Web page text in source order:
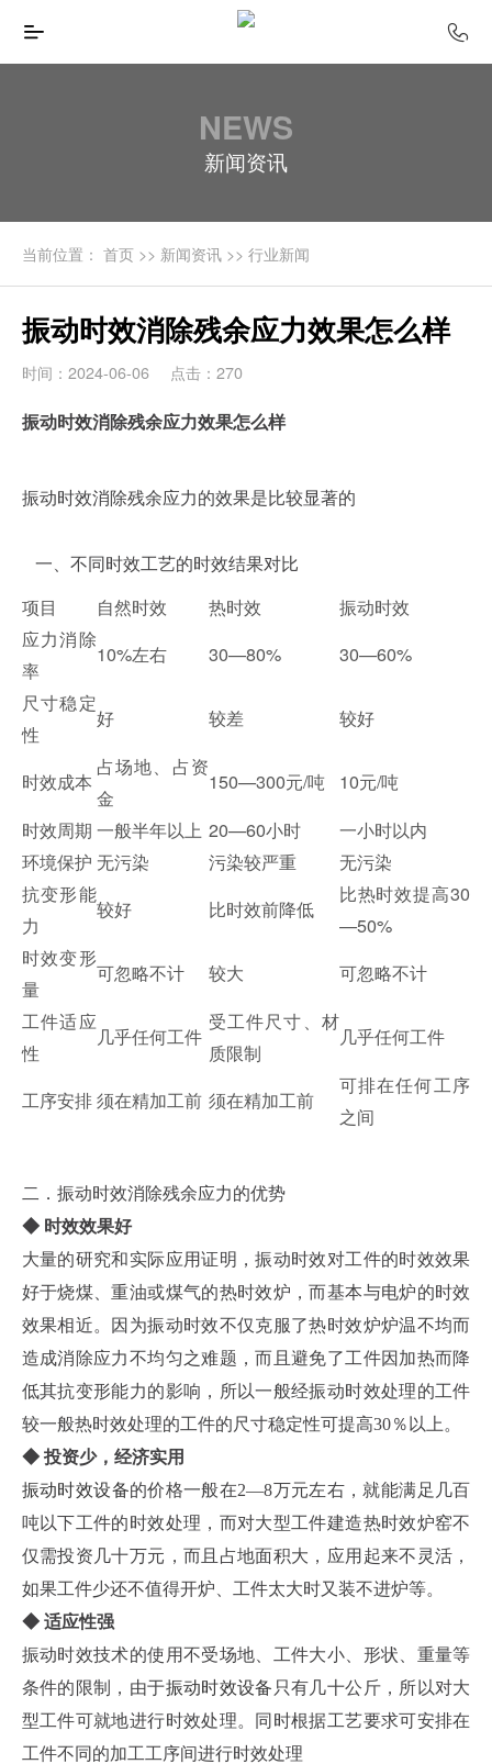
NEWS
新闻资讯
当前位置： 首页>> 新闻资讯>> 行业新闻
振动时效消除残余应力效果怎么样
时间：2024-06-06 点击：270
振动时效消除残余应力效果怎么样
振动时效消除残余应力的效果是比较显著的
一、不同时效工艺的时效结果对比
项目 自然时效 热时效
振动时效
应力消除
率
10%左右 30—80%
30—60%
尺寸稳定
性
好 较差 较好
时效成本
占场地、占资
金
150—300元/吨 10元/吨
时效周期 一般半年以上 20—60小时
一小时以内
环境保护 无污染 污染较严重
无污染
抗变形能
力
较好 比时效前降低
比热时效提高30
—50%
时效变形
量
可忽略不计 较大
可忽略不计
工件适应
性
几乎任何工件
受工件尺寸、材
质限制
几乎任何工件
工序安排须在精加工前 须在精加工前
可排在任何工序
之间
二．振动时效消除残余应力的优势
◆ 时效效果好
大量的研究和实际应用证明，振动时效对工件的时效效果
好于烧煤、重油或煤气的热时效炉，而基本与电炉的时效
效果相近。因为振动时效不仅克服了热时效炉炉温不均而
造成消除应力不均匀之难题，而且避免了工件因加热而降
低其抗变形能力的影响，所以一般经振动时效处理的工件
较一般热时效处理的工件的尺寸稳定性可提高30％以上。
◆ 投资少，经济实用
振动时效设备的价格一般在2—8万元左右，就能满足几百
吨以下工件的时效处理，而对大型工件建造热时效炉窑不
仅需投资几十万元，而且占地面积大，应用起来不灵活，
如果工件少还不值得开炉、工件太大时又装不进炉等。
◆ 适应性强
振动时效技术的使用不受场地、工件大小、形状、重量等
条件的限制，由于振动时效设备 只有几十公斤，所以对大
型工件可就地进行时效处理。同时根据工艺要求可安排在
工件不同的加工工序间进行时效处理